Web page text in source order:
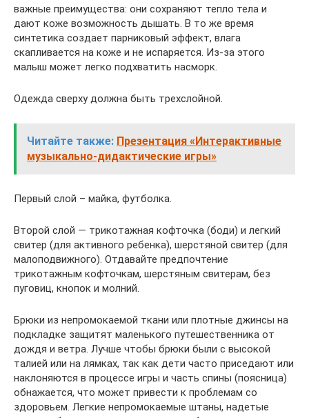
важные преимущества: они сохраняют тепло тела и
дают коже возможность дышать. В то же время
синтетика создает парниковый эффект, влага
скапливается на коже и не испаряется. Из-за этого
малыш может легко подхватить насморк.
Одежда сверху должна быть трехслойной.
Читайте также: Презентация «Интерактивные
музыкально-дидактические игры»
Первый слой – майка, футболка.
Второй слой — трикотажная кофточка (боди) и легкий
свитер (для активного ребенка), шерстяной свитер (для
малоподвижного). Отдавайте предпочтение
трикотажным кофточкам, шерстяным свитерам, без
пуговиц, кнопок и молний.
Брюки из непромокаемой ткани или плотные джинсы на
подкладке защитят маленького путешественника от
дождя и ветра. Лучше чтобы брюки были с высокой
талией или на лямках, так как дети часто приседают или
наклоняются в процессе игры и часть спины (поясница)
обнажается, что может привести к проблемам со
здоровьем. Легкие непромокаемые штаны, надетые